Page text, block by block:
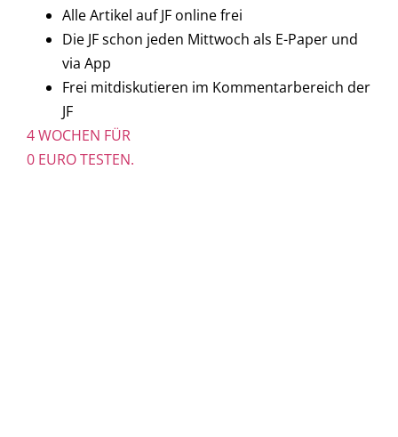
Alle Artikel auf JF online frei
Die JF schon jeden Mittwoch als E-Paper und
via App
Frei mitdiskutieren im Kommentarbereich der
JF
4 WOCHEN FÜR
0 EURO TESTEN.